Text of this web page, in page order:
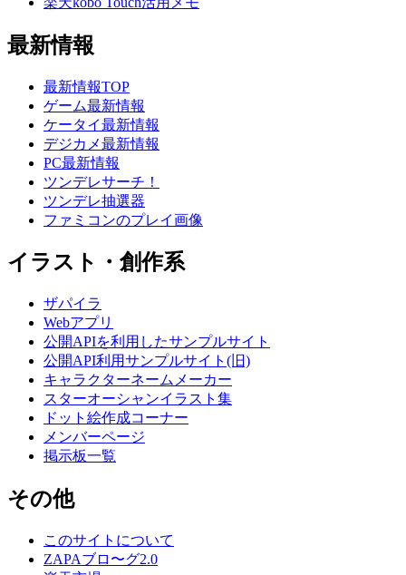
最新情報
最新情報TOP
ゲーム最新情報
ケータイ最新情報
デジカメ最新情報
PC最新情報
ツンデレサーチ！
ツンデレ抽選器
ファミコンのプレイ画像
イラスト・創作系
ザパイラ
Webアプリ
公開APIを利用したサンプルサイト
公開API利用サンプルサイト(旧)
キャラクターネームメーカー
スターオーシャンイラスト集
ドット絵作成コーナー
メンバーページ
掲示板一覧
その他
このサイトについて
ZAPAブロ〜グ2.0